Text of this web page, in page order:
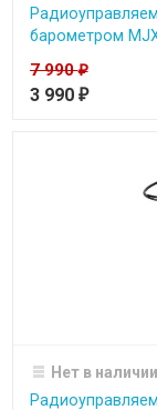
барометром MJX
7 990₽
3 990 ₽
Нет в наличии